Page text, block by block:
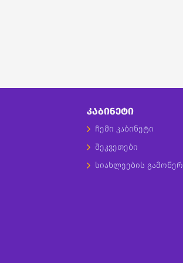
ᲙᲐᲑᲘᲜᲔᲢᲘ
ჩემი კაბინეტი
შეკვეთები
სიახლეების